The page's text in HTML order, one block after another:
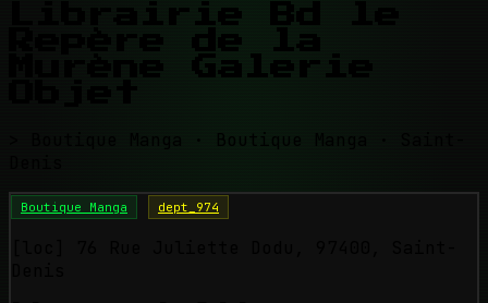
Librairie Bd le
Repère de la
Murène Galerie
> Boutique Manga · Boutique Manga · Saint-
Boutique Manga dept_974